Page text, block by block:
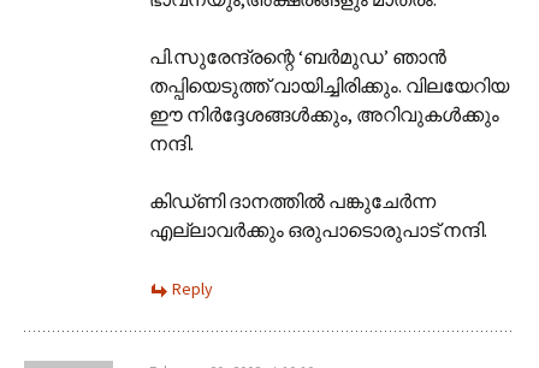
പി.സുരേന്ദ്രന്റെ ‘ബര്‍മുഡ’ ഞാന്‍
തപ്പിയെടുത്ത് വായിച്ചിരിക്കും. വിലയേറിയ
ഈ നിര്‍ദ്ദേശങ്ങള്‍ക്കും, അറിവുകള്‍ക്കും
നന്ദി.
കിഡ്‌ണി ദാനത്തില്‍ പങ്കുചേര്‍ന്ന
എല്ലാവര്‍ക്കും ഒരുപാടൊരുപാട് നന്ദി.
Reply